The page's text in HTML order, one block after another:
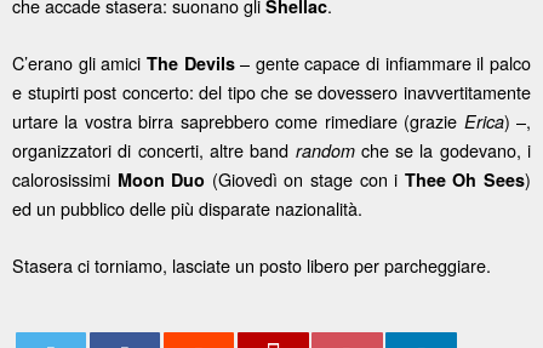
che accade stasera: suonano gli Shellac.
C’erano gli amici The Devils– gente capace di infiammare il palco
e stupirti post concerto: del tipo che se dovessero inavvertitamente
urtare la vostra birra saprebbero come rimediare (grazie Erica) –,
organizzatori di concerti, altre band randomche se la godevano, i
calorosissimi Moon Duo (Giovedì on stage con i Thee Oh Sees)
ed un pubblico delle più disparate nazionalità.
Stasera ci torniamo, lasciate un posto libero per parcheggiare.